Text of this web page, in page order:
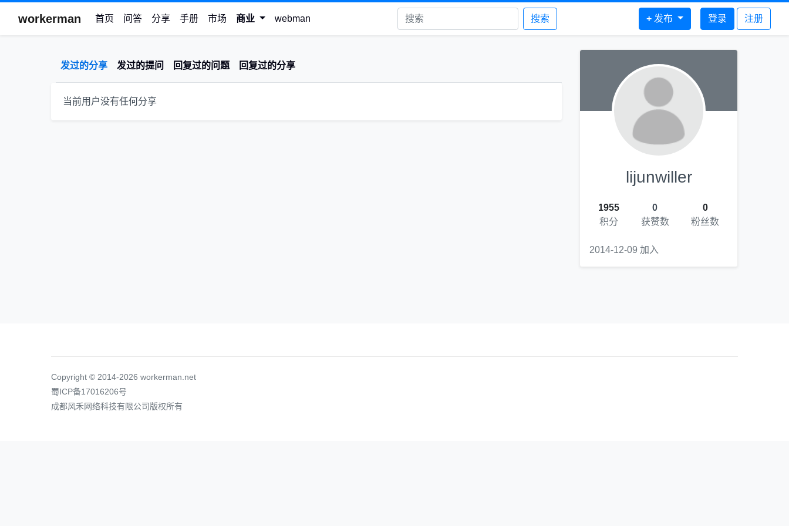
workerman 首页 问答 分享 手册 市场 商业 webman 搜索 + 发布 登录 注册
发过的分享 发过的提问 回复过的问题 回复过的分享
当前用户没有任何分享
lijunwiller
1955
积分
0
获赞数
0
粉丝数
2014-12-09 加入
Copyright © 2014-2026 workerman.net
蜀ICP备17016206号
成都风禾网络科技有限公司版权所有